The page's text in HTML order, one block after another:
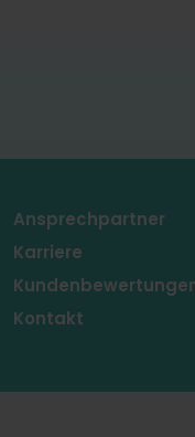
Ansprechpartner
Karriere
Kontakt